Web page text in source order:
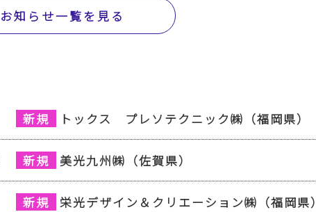
お知らせ一覧を見る
トックス プレソテクニック㈱（福岡県）
美光九州㈱（佐賀県）
栄光デザイン＆クリエーション㈱（福岡県）